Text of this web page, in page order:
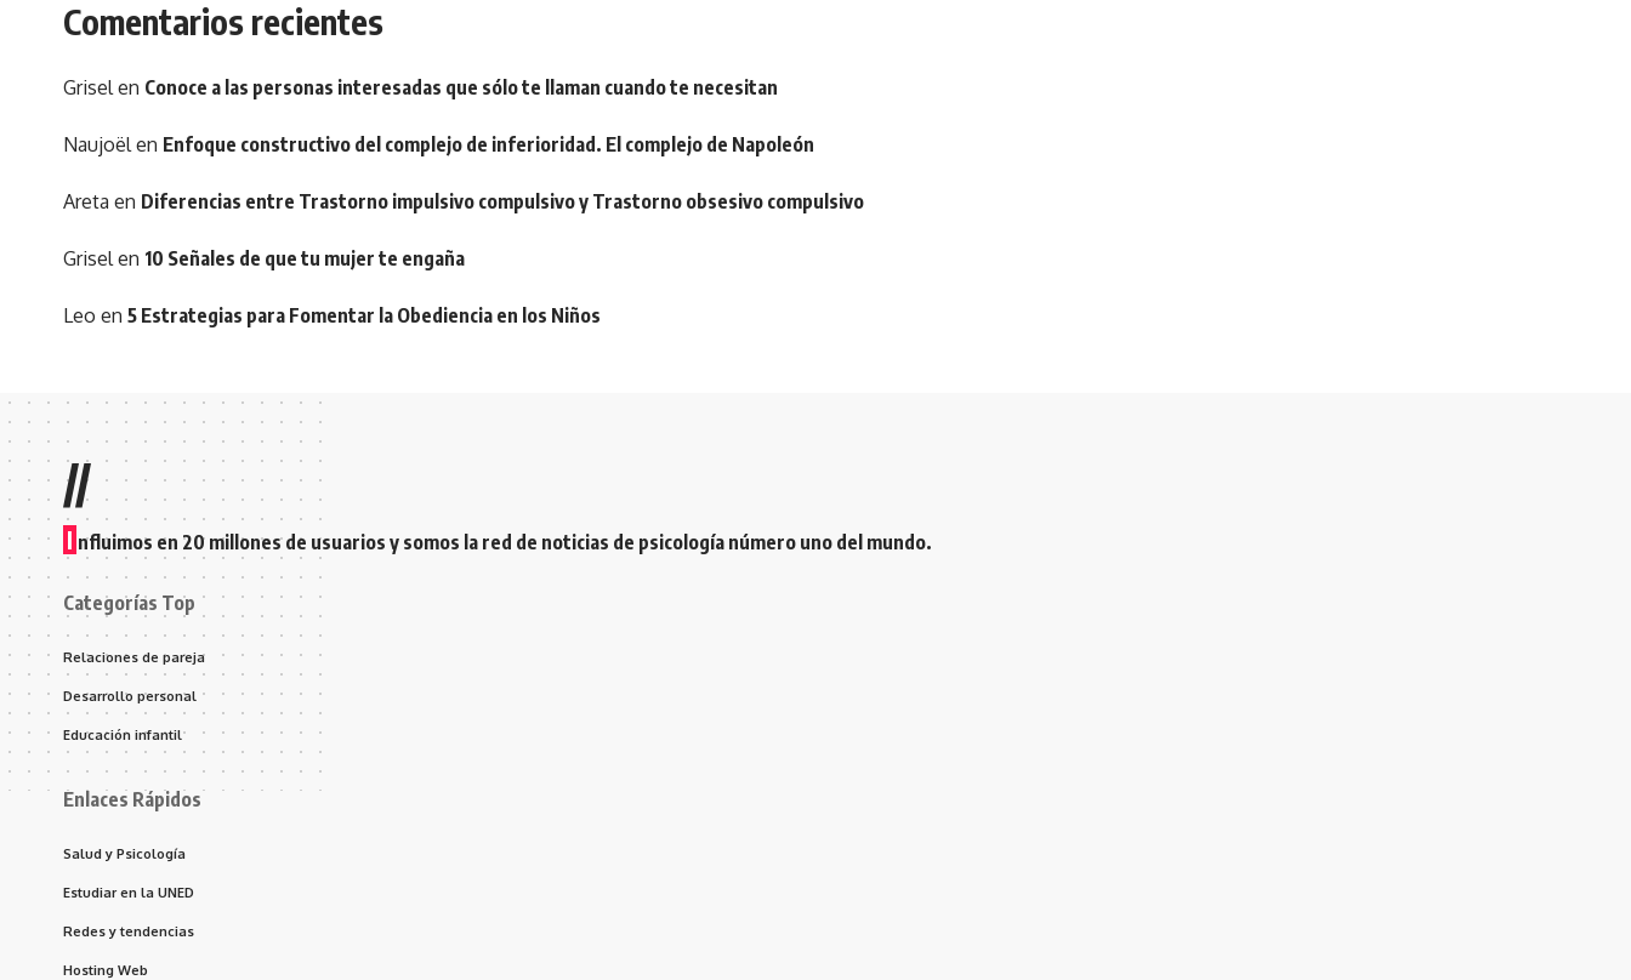
Comentarios recientes
Griselen Conoce a las personas interesadas que sólo te llaman cuando te necesitan
Naujoëlen Enfoque constructivo del complejo de inferioridad. El complejo de Napoleón
Areta en Diferencias entre Trastorno impulsivo compulsivo y Trastorno obsesivo compulsivo
Griselen 10 Señales de que tu mujer te engaña
Leo en 5 Estrategias para Fomentar la Obediencia en los Niños
//
I nfluimos en 20 millones de usuarios y somos la red de noticias de psicología número uno del mundo.
Categorías Top
Relaciones de pareja
Desarrollo personal
Educación infantil
Enlaces Rápidos
Salud y Psicología
Estudiar en la UNED
Redes y tendencias
Hosting Web